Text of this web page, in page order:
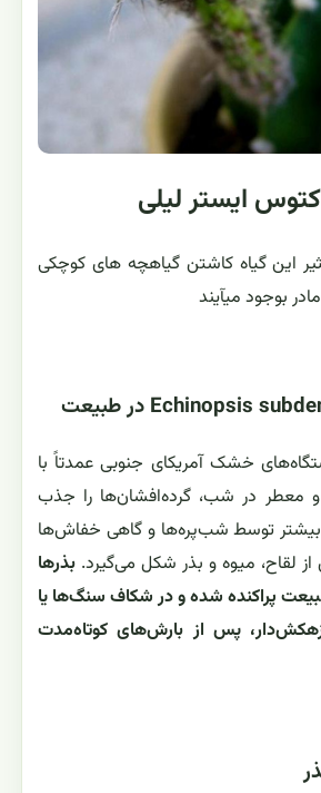
ایستر لیلی
این گیاه کاشتن گیاهچه های کوچکی
بوجود میآیند
خشک آمریکای جنوبی عمدتاً با
و معطر در شب، گرده‌افشان‌ها را جذب
بیشتر توسط شب‌پره‌ها و گاهی خفاش‌ها
لقاح، میوه و بذر شکل می‌گیرد.بذرها
پراکنده شده و در شکاف سنگ‌ها یا
پس از بارش‌های کوتاه‌مدت